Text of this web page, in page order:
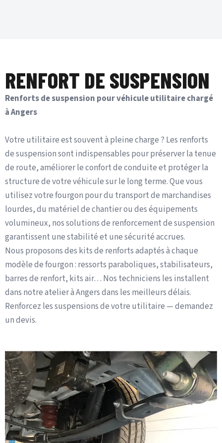
RENFORT DE SUSPENSION
Renforts de suspension pour véhicule utilitaire chargé
à Angers
Votre utilitaire est souvent à pleine charge ? Les renforts
de suspension sont indispensables pour préserver la tenue
de route, améliorer le confort de conduite et protéger la
structure de votre véhicule sur le long terme. Que vous
utilisez votre fourgon pour du transport de marchandises
lourdes, du matériel de chantier ou des équipements
volumineux, nos solutions de renforcement de suspension
garantissent une stabilité et une sécurité accrues.
Nous proposons des kits de renforts adaptés à chaque
modèle de fourgon : ressorts paraboliques, stabilisateurs,
barres de renfort, kits air… Nos techniciens les installent
dans notre atelier à Angers dans les meilleurs délais.
Renforcez les suspensions de votre utilitaire — demandez
un devis.